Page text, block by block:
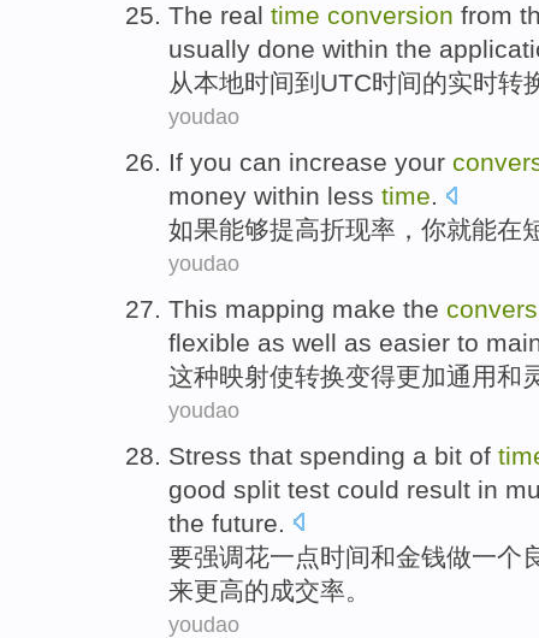
The real time conversion from
usually done within the
从本地时间到 UTC时间的实时转
youdao
If you can increase your
money within less time.
如果能够提高折现率 ， 你就能在
youdao
This mapping make the
flexible as well as easier to
这种映射使转换变得更加通用和
youdao
Stress that spending a bit of
good split test could result in
the future
要强调花一点时间和金钱做一个
来更高的成交率 。
youdao